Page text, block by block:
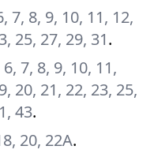
7, 8, 9, 10, 11, 12,
25, 27, 29, 31.
7, 8, 9, 10, 11,
20, 21, 22, 23, 25,
43.
20, 22А.